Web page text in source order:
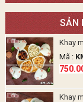
SẢN
Khay
Mã :
Khay